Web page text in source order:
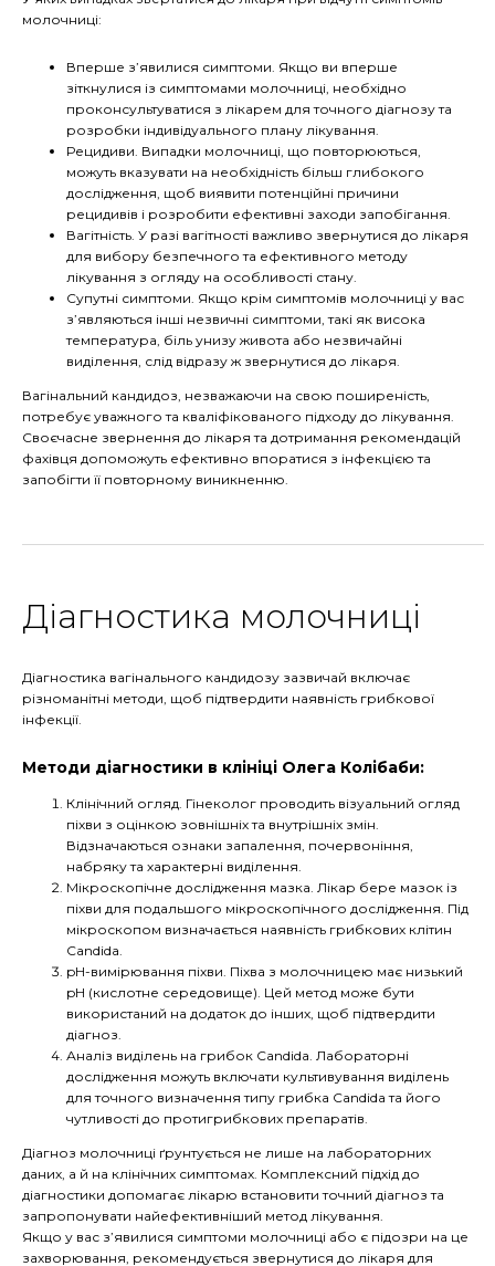
молочниці:
Вперше з’явилися симптоми. Якщо ви вперше
зіткнулися із симптомами молочниці, необхідно
проконсультуватися з лікарем для точного діагнозу та
розробки індивідуального плану лікування.
Рецидиви. Випадки молочниці, що повторюються,
можуть вказувати на необхідність більш глибокого
дослідження, щоб виявити потенційні причини
рецидивів і розробити ефективні заходи запобігання.
Вагітність. У разі вагітності важливо звернутися до лікаря
для вибору безпечного та ефективного методу
лікування з огляду на особливості стану.
Супутні симптоми. Якщо крім симптомів молочниці у вас
з’являються інші незвичні симптоми, такі як висока
температура, біль унизу живота або незвичайні
виділення, слід відразу ж звернутися до лікаря.
Вагінальний кандидоз, незважаючи на свою поширеність,
потребує уважного та кваліфікованого підходу до лікування.
Своєчасне звернення до лікаря та дотримання рекомендацій
фахівця допоможуть ефективно впоратися з інфекцією та
запобігти її повторному виникненню.
Діагностика молочниці
Діагностика вагінального кандидозу зазвичай включає
різноманітні методи, щоб підтвердити наявність грибкової
інфекції.
Методи діагностики в клініці Олега Колібаби:
Клінічний огляд. Гінеколог проводить візуальний огляд
піхви з оцінкою зовнішніх та внутрішніх змін.
Відзначаються ознаки запалення, почервоніння,
набряку та характерні виділення.
Мікроскопічне дослідження мазка. Лікар бере мазок із
піхви для подальшого мікроскопічного дослідження. Під
мікроскопом визначається наявність грибкових клітин
Candida.
pH-вимірювання піхви. Піхва з молочницею має низький
pH (кислотне середовище). Цей метод може бути
використаний на додаток до інших, щоб підтвердити
діагноз.
Аналіз виділень на грибок Candida. Лабораторні
дослідження можуть включати культивування виділень
для точного визначення типу грибка Candida та його
чутливості до протигрибкових препаратів.
Діагноз молочниці ґрунтується не лише на лабораторних
даних, а й на клінічних симптомах. Комплексний підхід до
діагностики допомагає лікарю встановити точний діагноз та
запропонувати найефективніший метод лікування.
Якщо у вас з’явилися симптоми молочниці або є підозри на це
захворювання, рекомендується звернутися до лікаря для